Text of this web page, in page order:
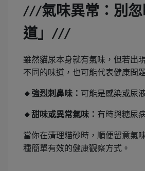
///氣味異常：別
道」 ///
雖然貓尿本身就有氣味，但若出
不同的味道，也可能代表健康問題
🔸強烈刺鼻味： 可能是感染或尿
🔸甜味或異常氣味： 有時與糖尿
當你在清理貓砂時，順便留意氣
種簡單有效的健康觀察方式。